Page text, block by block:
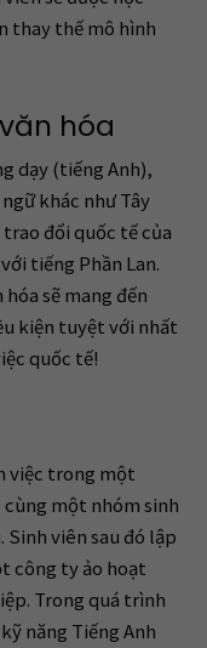
thay thế mô hình
hóa
dạy (tiếng Anh),
khác như Tây
đổi quốc tế của
tiếng Phần Lan.
sẽ mang đến
kiện tuyệt với nhất
quốc tế!
việc trong một
một nhóm sinh
Sinh viên sau đó lập
công ty ảo hoạt
Trong quá trình
năng Tiếng Anh